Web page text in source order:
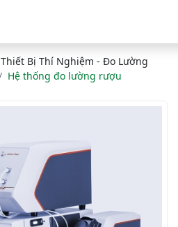
Thiết Bị Thí Nghiệm - Đo Lường
Hệ thống đo lường rượu